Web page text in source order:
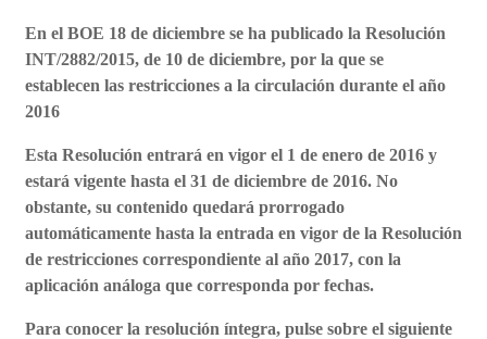
En el BOE 18 de diciembre se ha publicado la Resolución
INT/2882/2015, de 10 de diciembre, por la que se
establecen las restricciones a la circulación durante el año
2016
Esta Resolución entrará en vigor el 1 de enero de 2016 y
estará vigente hasta el 31 de diciembre de 2016. No
obstante, su contenido quedará prorrogado
automáticamente hasta la entrada en vigor de la Resolución
de restricciones correspondiente al año 2017, con la
aplicación análoga que corresponda por fechas.
Para conocer la resolución íntegra, pulse sobre el siguiente